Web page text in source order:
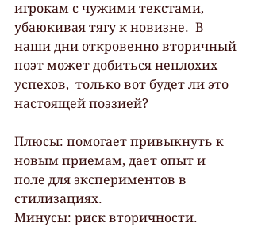
игрокам с чужими текстами,
убаюкивая тягу к новизне.  В
наши дни откровенно вторичный
поэт может добиться неплохих
успехов,  только вот будет ли это
настоящей поэзией?
Плюсы: помогает привыкнуть к
новым приемам, дает опыт и
поле для экспериментов в
стилизациях.
Минусы: риск вторичности.